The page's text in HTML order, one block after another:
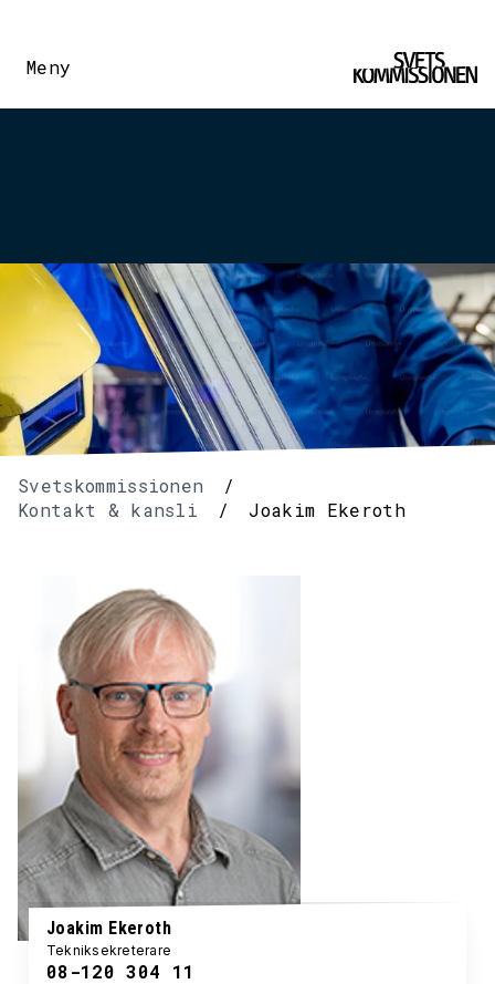
Meny
Svetskommissionen
/
Kontakt & kansli
/ Joakim Ekeroth
Joakim Ekeroth
Tekniksekreterare
08-120 304 11